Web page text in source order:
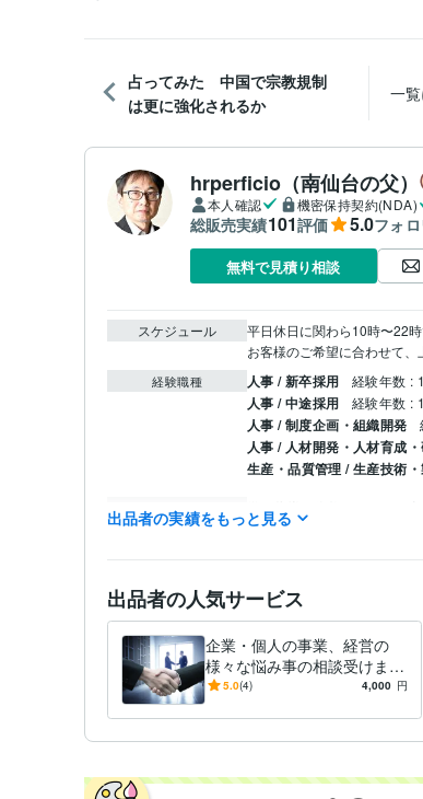
占ってみた 中国で宗教規制
は更に強化されるか
一
hrperficio（南仙台の父）
本人確認 機密保持契約(NDA)
総販売実績101評価 5.0フォ
無料で見積り相談
スケジュール
平日休日に関わら10時〜22
お客様のご希望に合わせて、
経験職種 人事 / 新卒採用 経験年数 :
人事 / 中途採用 経験年数 :
人事 / 制度企画・組織開発
人事 / 人材開発・人材育成
生産・品質管理 / 生産技術
得意分野 学習指導・資格・キャリア相
仕事・人生の悩み
学歴 名古屋工業大学
出品者の実績をもっと見る
出品者の人気サービス
企業・個人の事業、経営の
様々な悩み事の相談受けます
コンサルタントとしてあなた
5.0(4) 4,000 円